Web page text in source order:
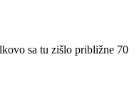
sa tu zišlo približne 70